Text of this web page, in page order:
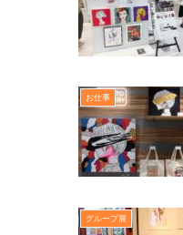
お仕事
グループ展